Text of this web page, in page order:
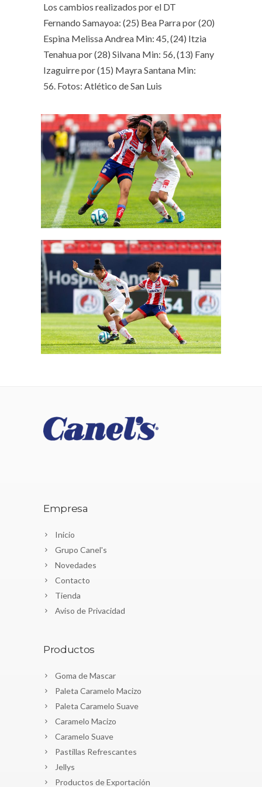
Los cambios realizados por el DT
Fernando Samayoa: (25) Bea Parra por (20)
Espina Melissa Andrea Min: 45, (24) Itzia
Tenahua por (28) Silvana Min: 56, (13) Fany
Izaguirre por (15) Mayra Santana Min:
56. Fotos: Atlético de San Luis
Empresa
Inicio
Grupo Canel's
Novedades
Contacto
Tienda
Aviso de Privacidad
Productos
Goma de Mascar
Paleta Caramelo Macizo
Paleta Caramelo Suave
Caramelo Macizo
Caramelo Suave
Pastillas Refrescantes
Jellys
Productos de Exportación